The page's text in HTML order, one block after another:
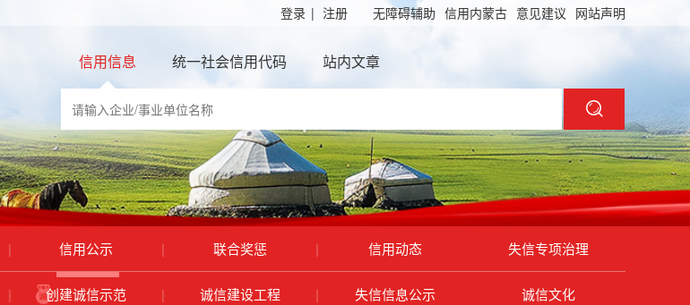
网站声明
意见建议
信用内蒙古
无障碍辅助
登录 | 注册
信用信息 统一社会信用代码 站内文章
| 信用公示 | 联合奖惩 | 信用动态 失信专项治理
| 创建诚信示范 | 诚信建设工程 | 失信信息公示 诚信文化